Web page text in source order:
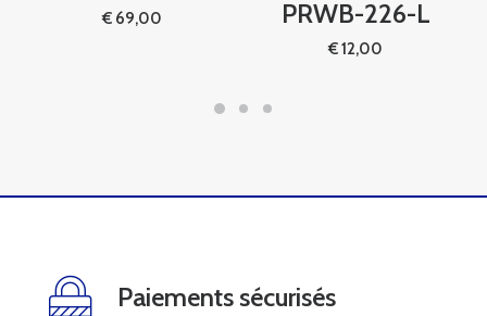
€69,00 PRWB-226-L
€12,00
Paiements sécurisés